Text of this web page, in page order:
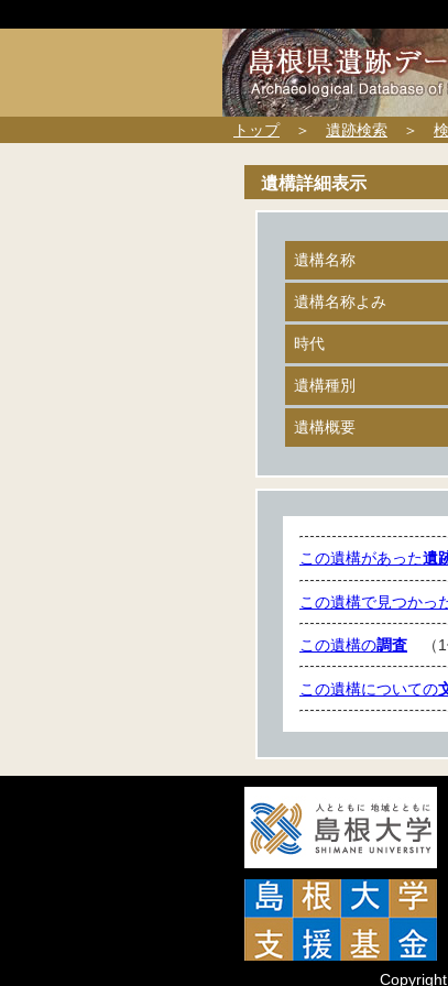
トップ＞ 遺跡検索 ＞
遺構詳細表示
遺構名称
遺構名称よみ
時代
遺構種別
遺構概要
この遺構があった遺
この遺構で見つかっ
この遺構の調査 （1
この遺構についての
Copyright